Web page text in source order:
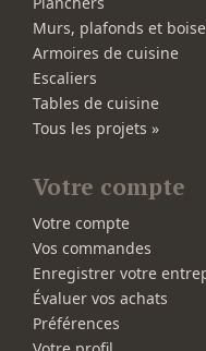
Murs, plafonds et
Armoires de cuisine
Escaliers
Tables de cuisine
Tous les projets »
Votre compte
Votre compte
Vos commandes
Enregistrer votre
Évaluer vos achats
Préférences